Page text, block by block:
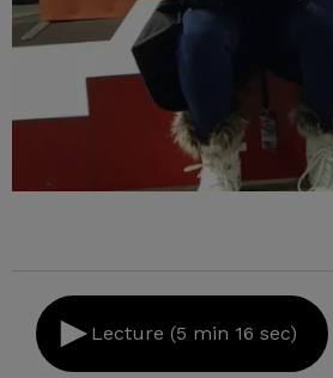
Lecture (5 min 16 sec)